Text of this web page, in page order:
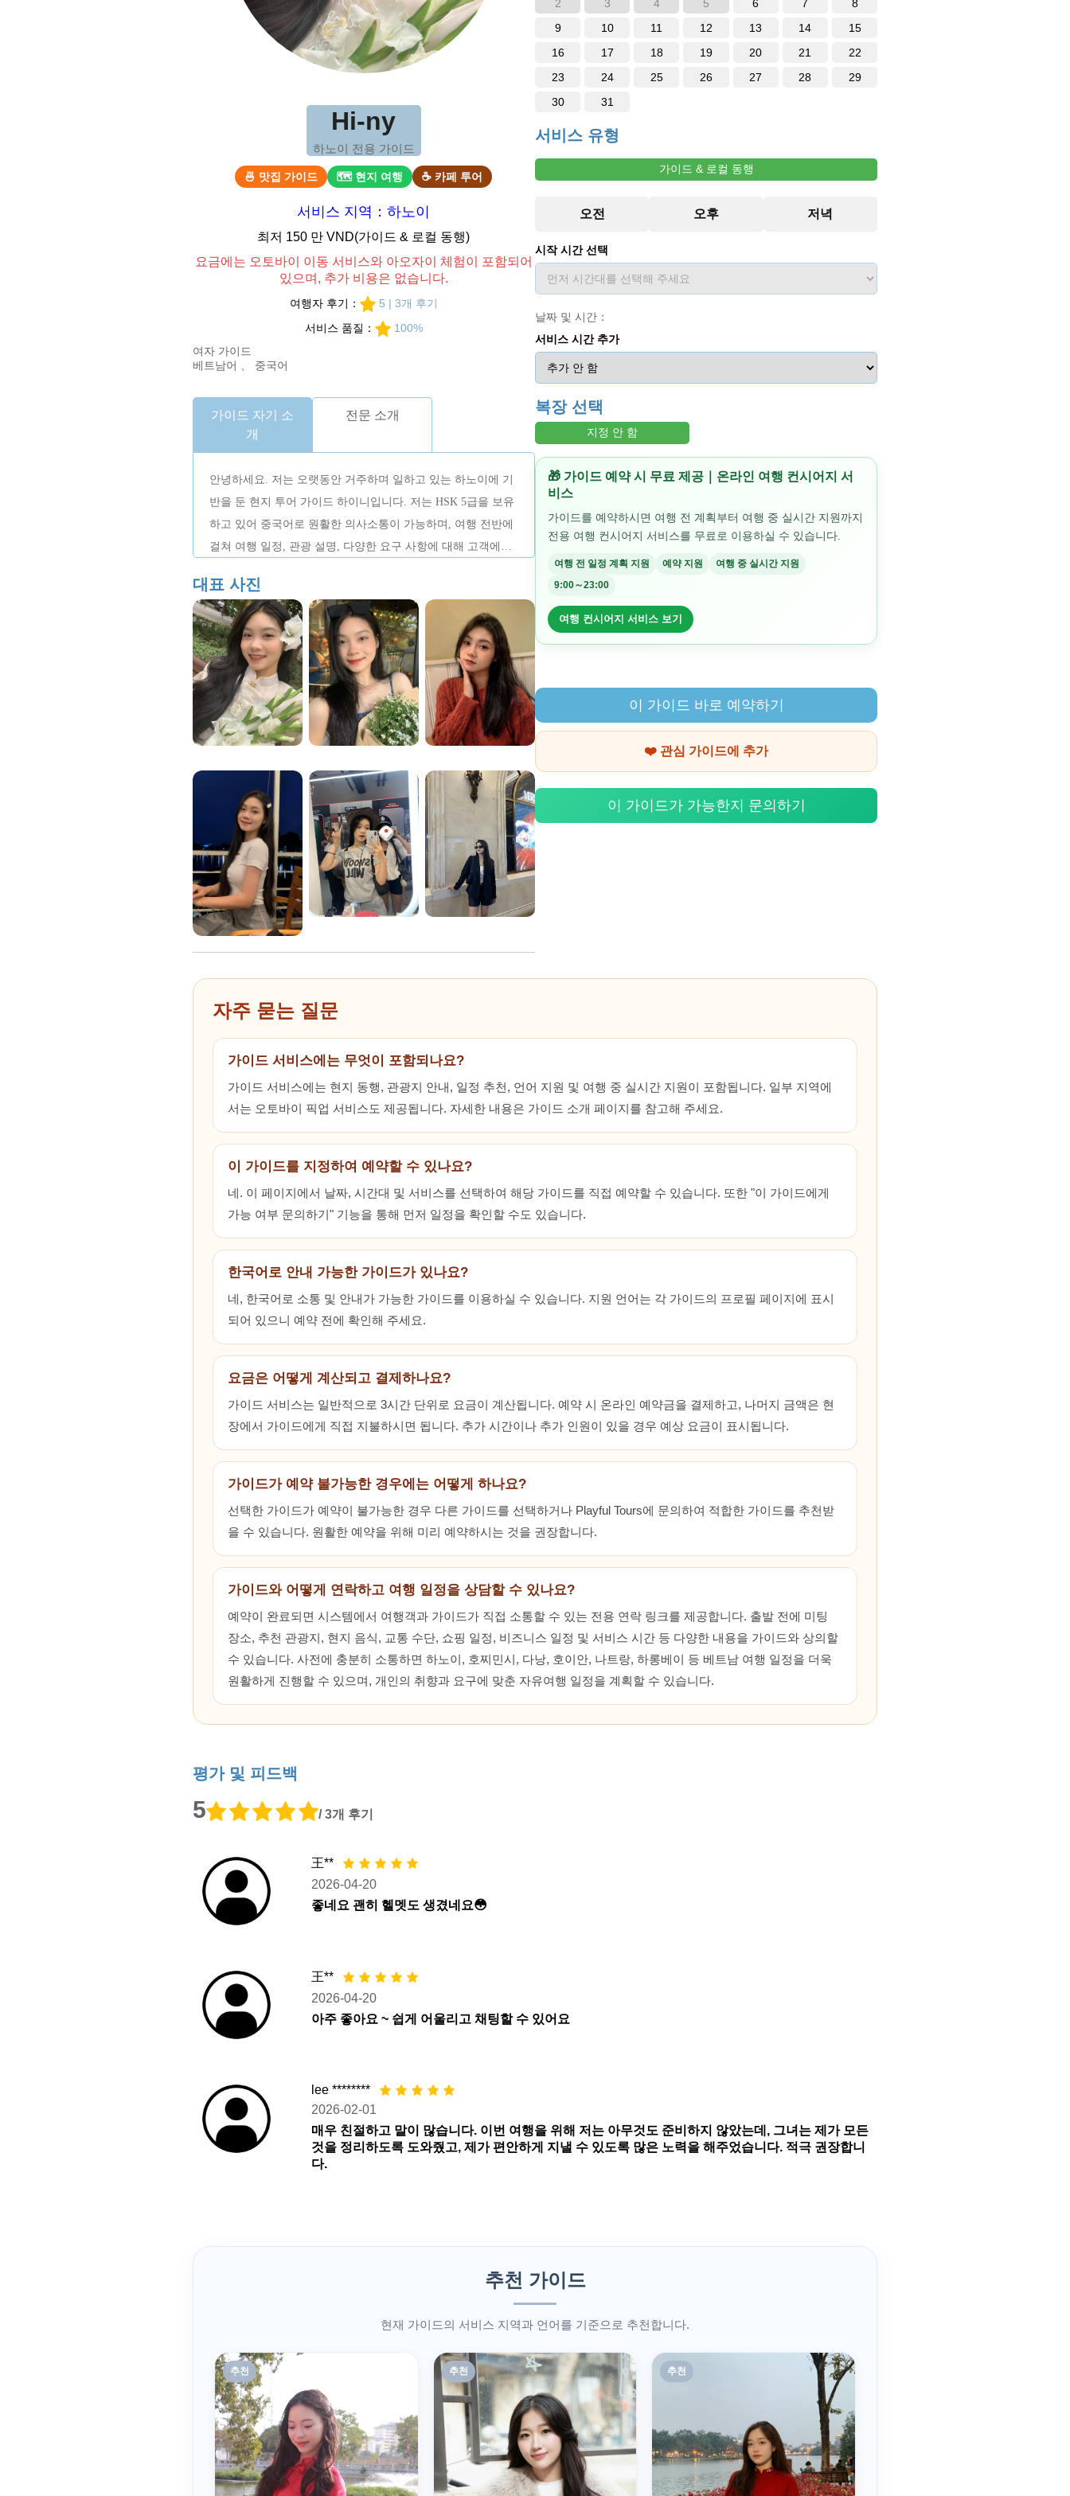
Hi-ny
하노이 전용 가이드
🍜 맛집 가이드 🗺 현지 여행 ☕ 카페 투어
서비스 지역：하노이
최저 150 만 VND(가이드 & 로컬 동행)
요금에는 오토바이 이동 서비스와 아오자이 체험이 포함되어
있으며, 추가 비용은 없습니다.
여행자 후기：
5 | 3개 후기
서비스 품질：
100%
여자 가이드
베트남어 、 중국어
가이드 자기 소
개
전문 소개
안녕하세요. 저는 오랫동안 거주하며 일하고 있는 하노이에 기
반을 둔 현지 투어 가이드 하이니입니다. 저는 HSK 5급을 보유
하고 있어 중국어로 원활한 의사소통이 가능하며, 여행 전반에
걸쳐 여행 일정, 관광 설명, 다양한 요구 사항에 대해 고객에게
사, 문화, 요리, 현지 생활방식에 대해 잘 알고 있습니다. 투어를
안내할 때 저는 편안한 속도를 유지하고 의미 있는 경험을 만드
는 데 중점을 두어 손님들이 편안하고 즐거운 방식으로 하노이
를 탐험할 수 있도록 돕습니다. 여러분의 하노이 여행 동안 이
활기 넘치는 도시의 매력을 발견하고 멋진 추억을 만들 수 있도
록 여러분과 함께 하길 기대합니다.
대표 사진
2 3 4 5 6 7
8
9
10 11 12 13 14
15
16
17 18 19 20 21
22
23
24 25 26 27 28
29
30
31
서비스 유형
가이드 & 로컬 동행
시작 시간 선택
날짜 및 시간：
서비스 시간 추가
복장 선택
지정 안 함
🎁 가이드 예약 시 무료 제공｜온라인 여행 컨시어지 서
비스
가이드를 예약하시면 여행 전 계획부터 여행 중 실시간 지원까지
전용 여행 컨시어지 서비스를 무료로 이용하실 수 있습니다.
여행 전 일정 계획 지원 예약 지원
여행 중 실시간 지원
9:00～23:00
여행 컨시어지 서비스 보기
이 가이드 바로 예약하기
❤️ 관심 가이드에 추가
이 가이드가 가능한지 문의하기
자주 묻는 질문
가이드 서비스에는 무엇이 포함되나요?
가이드 서비스에는 현지 동행, 관광지 안내, 일정 추천, 언어 지원 및 여행 중 실시간 지원이 포함됩니다. 일부 지역에
서는 오토바이 픽업 서비스도 제공됩니다. 자세한 내용은 가이드 소개 페이지를 참고해 주세요.
이 가이드를 지정하여 예약할 수 있나요?
네. 이 페이지에서 날짜, 시간대 및 서비스를 선택하여 해당 가이드를 직접 예약할 수 있습니다. 또한 "이 가이드에게
가능 여부 문의하기" 기능을 통해 먼저 일정을 확인할 수도 있습니다.
한국어로 안내 가능한 가이드가 있나요?
네, 한국어로 소통 및 안내가 가능한 가이드를 이용하실 수 있습니다. 지원 언어는 각 가이드의 프로필 페이지에 표시
되어 있으니 예약 전에 확인해 주세요.
요금은 어떻게 계산되고 결제하나요?
가이드 서비스는 일반적으로 3시간 단위로 요금이 계산됩니다. 예약 시 온라인 예약금을 결제하고, 나머지 금액은 현
장에서 가이드에게 직접 지불하시면 됩니다. 추가 시간이나 추가 인원이 있을 경우 예상 요금이 표시됩니다.
가이드가 예약 불가능한 경우에는 어떻게 하나요?
선택한 가이드가 예약이 불가능한 경우 다른 가이드를 선택하거나 Playful Tours에 문의하여 적합한 가이드를 추천받
을 수 있습니다. 원활한 예약을 위해 미리 예약하시는 것을 권장합니다.
가이드와 어떻게 연락하고 여행 일정을 상담할 수 있나요?
예약이 완료되면 시스템에서 여행객과 가이드가 직접 소통할 수 있는 전용 연락 링크를 제공합니다. 출발 전에 미팅
장소, 추천 관광지, 현지 음식, 교통 수단, 쇼핑 일정, 비즈니스 일정 및 서비스 시간 등 다양한 내용을 가이드와 상의할
수 있습니다. 사전에 충분히 소통하면 하노이, 호찌민시, 다낭, 호이안, 나트랑, 하롱베이 등 베트남 여행 일정을 더욱
원활하게 진행할 수 있으며, 개인의 취향과 요구에 맞춘 자유여행 일정을 계획할 수 있습니다.
평가 및 피드백
5 / 3개 후기
王**
2026-04-20
좋네요 괜히 헬멧도 생겼네요😳
王**
2026-04-20
아주 좋아요 ~ 쉽게 어울리고 채팅할 수 있어요
lee ********
2026-02-01
매우 친절하고 말이 많습니다. 이번 여행을 위해 저는 아무것도 준비하지 않았는데, 그녀는 제가 모든
것을 정리하도록 도와줬고, 제가 편안하게 지낼 수 있도록 많은 노력을 해주었습니다. 적극 권장합니
다.
추천 가이드
현재 가이드의 서비스 지역과 언어를 기준으로 추천합니다.
추천 추천 추천